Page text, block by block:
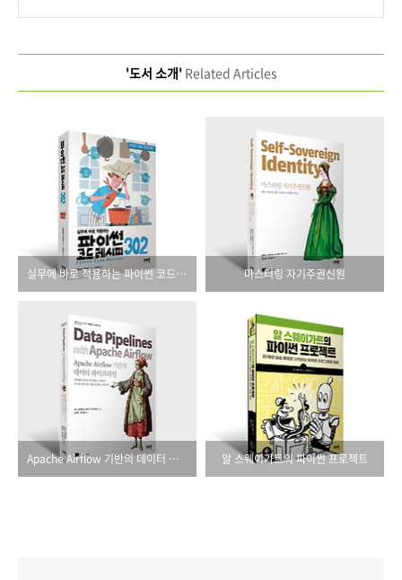
'도서 소개'Related Articles
실무에 바로 적용하는 파이썬 코드 레시피 302 마스터링 자기주권신원
Apache Airflow 기반의 데이터 파이프라인 알 스웨이가트의 파이썬 프로젝트